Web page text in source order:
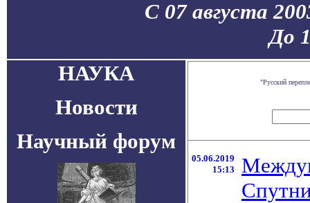
С 07 августа
До
НАУКА
Новости
Научный форум
"Русский
05.06.2019
15:13